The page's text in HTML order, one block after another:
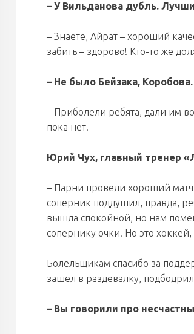
– У Вильданова дубль.
– Знаете, Айрат – хороший
забить – здорово! Кто-то же
– Не было Бейзака,
– Приболели ребята, дали им
пока нет.
Юрий Чух, главный тренер
– Парни провели хороший
соперник поддушил, правда,
вышла спокойной, но нам
сопернику очки. Но это
Болельщикам спасибо за
зашел в раздевалку,
– Вы говорили про